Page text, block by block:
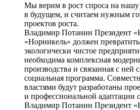
Мы верим в рост спроса на
в будущем, и считаем нужным
проектов роста.
Владимир Потанин Президент
«Норникель» должен
экологически чистое
необходима комплексная
производства и связанная с ней
социальная программа.
властями будут разработаны
и профессиональной адаптации
Владимир Потанин Президент